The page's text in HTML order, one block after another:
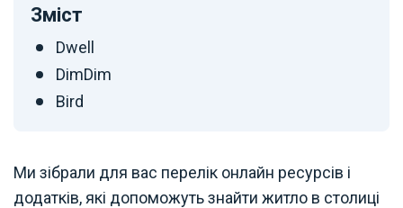
Зміст
Dwell
DimDim
Bird
Ми зібрали для вас перелік онлайн ресурсів і
додатків, які допоможуть знайти житло в столиці